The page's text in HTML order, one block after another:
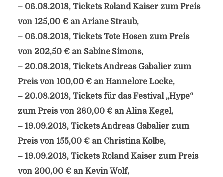
– 06.08.2018, Tickets Roland Kaiser zum Preis
von 125,00 € an Ariane Straub,
– 06.08.2018, Tickets Tote Hosen zum Preis
von 202,50 € an Sabine Simons,
– 20.08.2018, Tickets Andreas Gabalier zum
Preis von 100,00 € an Hannelore Locke,
– 20.08.2018, Tickets für das Festival „Hype“
zum Preis von 260,00 € an Alina Kegel,
– 19.09.2018, Tickets Andreas Gabalier zum
Preis von 155,00 € an Christina Kolbe,
– 19.09.2018, Tickets Roland Kaiser zum Preis
von 200,00 € an Kevin Wolf,